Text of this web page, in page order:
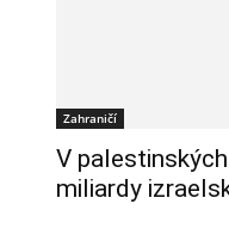
Zahraničí
V
miliardy